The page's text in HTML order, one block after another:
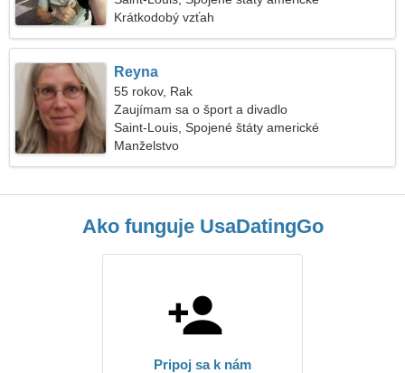
Krátkodobý vzťah
Reyna
55 rokov, Rak
Zaujímam sa o šport a divadlo
Saint-Louis, Spojené štáty americké
Manželstvo
Ako funguje UsaDatingGo
Pripoj sa k nám